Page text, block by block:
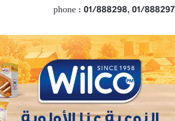
phone : 01/888298, 01/888297